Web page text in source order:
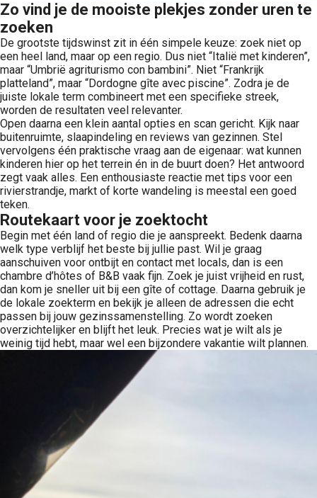
Zo vind je de mooiste plekjes zonder uren te
zoeken
De grootste tijdswinst zit in één simpele keuze: zoek niet op
een heel land, maar op een regio. Dus niet “Italië met kinderen”,
maar “Umbrië agriturismo con bambini”. Niet “Frankrijk
platteland”, maar “Dordogne gîte avec piscine”. Zodra je de
juiste lokale term combineert met een specifieke streek,
worden de resultaten veel relevanter.
Open daarna een klein aantal opties en scan gericht. Kijk naar
buitenruimte, slaapindeling en reviews van gezinnen. Stel
vervolgens één praktische vraag aan de eigenaar: wat kunnen
kinderen hier op het terrein én in de buurt doen? Het antwoord
zegt vaak alles. Een enthousiaste reactie met tips voor een
rivierstrandje, markt of korte wandeling is meestal een goed
teken.
Routekaart voor je zoektocht
Begin met één land of regio die je aanspreekt. Bedenk daarna
welk type verblijf het beste bij jullie past. Wil je graag
aanschuiven voor ontbijt en contact met locals, dan is een
chambre d’hôtes of B&B vaak fijn. Zoek je juist vrijheid en rust,
dan kom je sneller uit bij een gîte of cottage. Daarna gebruik je
de lokale zoekterm en bekijk je alleen de adressen die echt
passen bij jouw gezinssamenstelling. Zo wordt zoeken
overzichtelijker en blijft het leuk. Precies wat je wilt als je
weinig tijd hebt, maar wel een bijzondere vakantie wilt plannen.